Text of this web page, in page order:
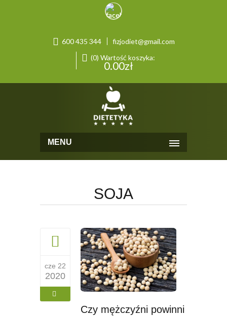
600 435 344
fizjodiet@gmail.com
(0) Wartość koszyka:
0.00zł
MENU
SOJA
cze 22
2020
Czy mężczyźni powinni